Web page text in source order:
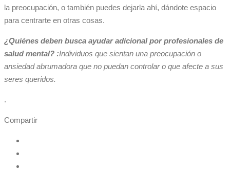
la preocupación, o también puedes dejarla ahí, dándote espacio
para centrarte en otras cosas.
¿Quiénes deben busca ayudar adicional por profesionales de
salud mental? :Individuos que sientan una preocupación o
ansiedad abrumadora que no puedan controlar o que afecte a sus
seres queridos.
.
Compartir